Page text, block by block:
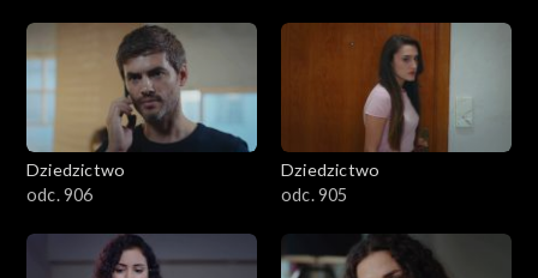
Dziedzictwo
odc. 906
Dziedzictwo
odc. 905